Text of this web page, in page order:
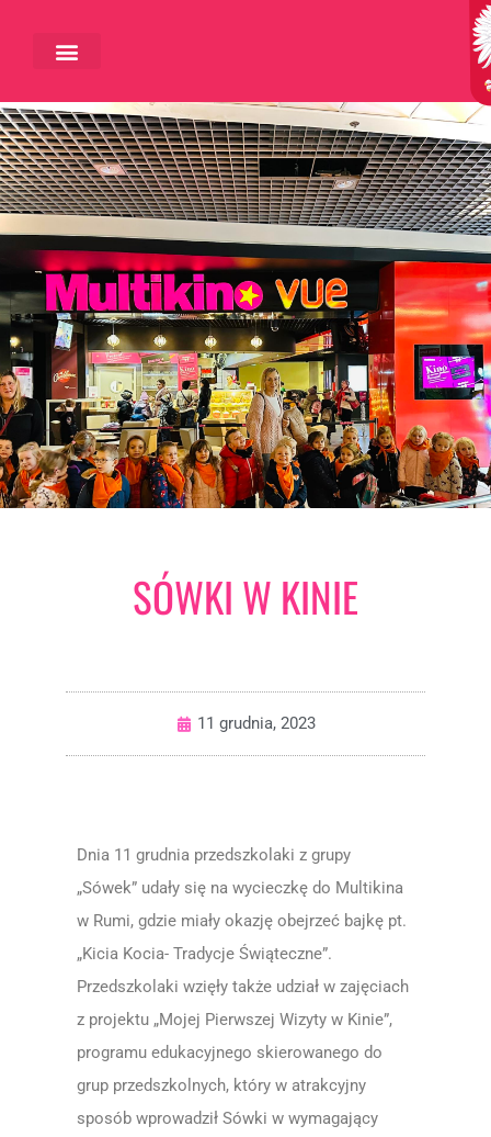
SÓWKI W KINIE
11 grudnia, 2023
Dnia 11 grudnia przedszkolaki z grupy
„Sówek” udały się na wycieczkę do Multikina
w Rumi, gdzie miały okazję obejrzeć bajkę pt.
„Kicia Kocia- Tradycje Świąteczne”.
Przedszkolaki wzięły także udział w zajęciach
z projektu „Mojej Pierwszej Wizyty w Kinie”,
programu edukacyjnego skierowanego do
grup przedszkolnych, który w atrakcyjny
sposób wprowadził Sówki w wymagający